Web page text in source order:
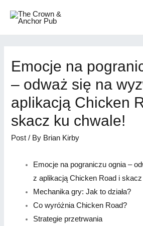
Emocje na
– odważ się na
aplikacją Chicken
skacz ku chwale!
Post / By Brian Kirby
Emocje na pograniczu ognia –
z aplikacją Chicken Road i
Mechanika gry: Jak to działa?
Co wyróżnia Chicken Road?
Strategie przetrwania